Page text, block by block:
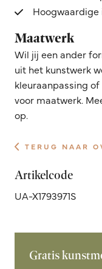
Maatwerk
Wil jij een ander
uit het kunstwerk
kleuraanpassing
voor maatwerk.
op.
TERUG NAAR
Artikelcode
UA-X1793971S
Gratis